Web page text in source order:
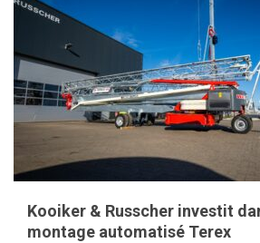
Kooiker & Russcher investit
montage automatisé Terex